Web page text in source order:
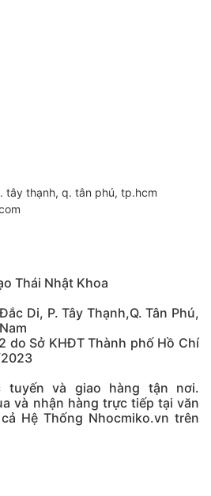
Thái Nhật Khoa
Di, P. Tây Thạnh,Q. Tân Phú,
do Sở KHĐT Thành phố Hồ Chí
tuyến và giao hàng tận nơi.
và nhận hàng trực tiếp tại văn
Hệ Thống Nhocmiko.vn trên
tây thạnh, q. tân phú, tp.hcm